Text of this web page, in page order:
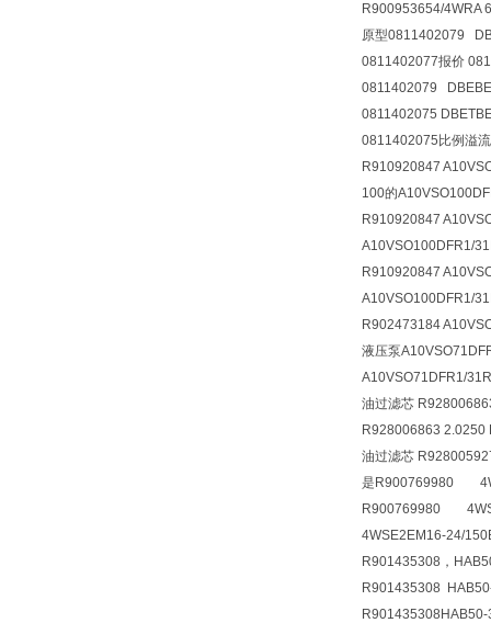
R900953654/4WRA
原型0811402079
0811402077报价
0811402079
0811402075
0811402075比例溢
R910920847
100的
R910920847
A10VSO100DFR1/
R910920847
A10VSO100DFR1/
R902473184
液压泵
A10VSO71DFR1/
油过滤芯
R928006863 2.0250
油过滤芯
是R900769980
R900769980
4WSE2EM16-24/
R901435308，
R901435308
R901435308